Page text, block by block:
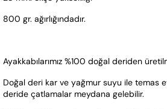
800 gr. ağırlığındadır.
Ayakkabılarımız %100 doğal deriden
Doğal deri kar ve yağmur suyu ile temas
deride çatlamalar meydana gelebilir.